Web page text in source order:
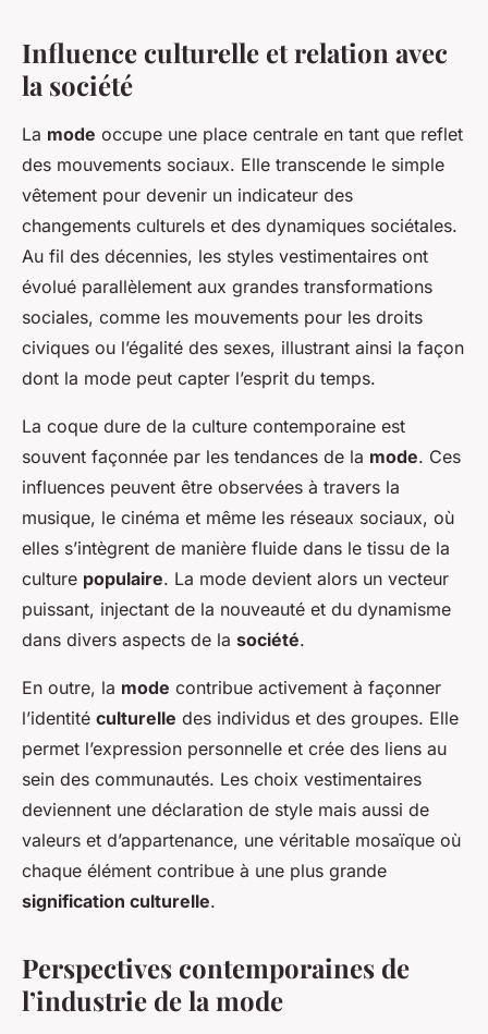
Influence culturelle et relation avec
la société
La mode occupe une place centrale en tant que reflet
des mouvements sociaux. Elle transcende le simple
vêtement pour devenir un indicateur des
changements culturels et des dynamiques sociétales.
Au fil des décennies, les styles vestimentaires ont
évolué parallèlement aux grandes transformations
sociales, comme les mouvements pour les droits
civiques ou l’égalité des sexes, illustrant ainsi la façon
dont la mode peut capter l’esprit du temps.
La coque dure de la culture contemporaine est
souvent façonnée par les tendances de la mode. Ces
influences peuvent être observées à travers la
musique, le cinéma et même les réseaux sociaux, où
elles s’intègrent de manière fluide dans le tissu de la
culture populaire. La mode devient alors un vecteur
puissant, injectant de la nouveauté et du dynamisme
dans divers aspects de la société.
En outre, la mode contribue activement à façonner
l’identité culturelle des individus et des groupes. Elle
permet l’expression personnelle et crée des liens au
sein des communautés. Les choix vestimentaires
deviennent une déclaration de style mais aussi de
valeurs et d’appartenance, une véritable mosaïque où
chaque élément contribue à une plus grande
signification culturelle.
Perspectives contemporaines de
l’industrie de la mode